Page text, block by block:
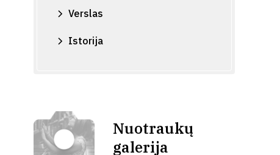
Verslas
Istorija
Nuotraukų
galerija